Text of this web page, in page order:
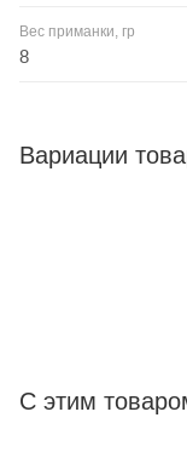
Вес приманки, гр
8
Вариации
С этим